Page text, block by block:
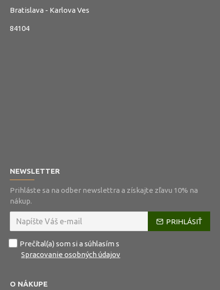
Bratislava - Karlova Ves
84104
NEWSLETTER
Prihláste sa na odber newslettra a získajte zľavu 10% na
nákup.
PRIHLÁSIŤ
Prečítal(a) som si a súhlasím s
Spracovanie osobných údajov
O NÁKUPE